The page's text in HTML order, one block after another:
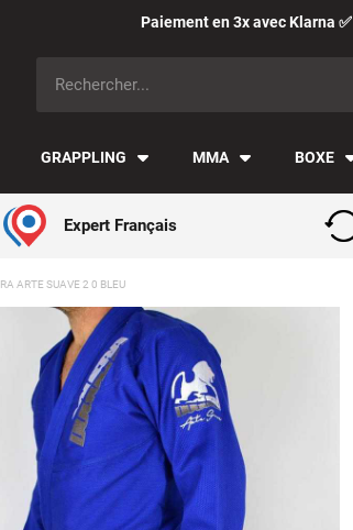
Paiement en 3x avec Klarna ✅
GRAPPLING MMA BOXE
Expert Français
ARTE SUAVE 2 0 BLEU